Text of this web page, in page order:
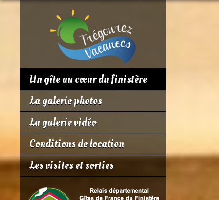
Un gîte au cœur du finistère
La galerie photos
La galerie vidéo
Conditions de location
Les visites et sorties